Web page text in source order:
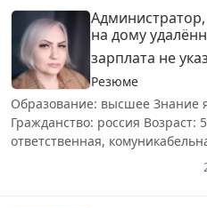
на дому
зарплата не
Резюме
Образование: высшее Знание
Гражданство: россия Возраст:
ответственная,